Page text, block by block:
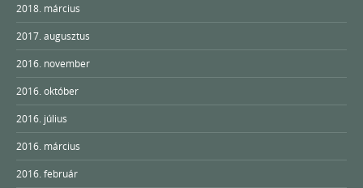
2018. március
2017. augusztus
2016. november
2016. október
2016. július
2016. március
2016. február